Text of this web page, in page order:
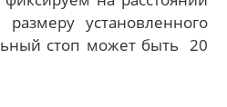
установленного
стоп может быть 20